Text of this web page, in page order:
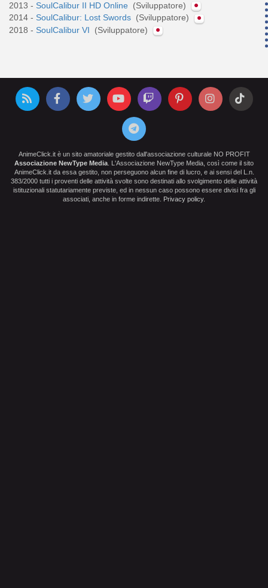
2013 - SoulCalibur II HD Online (Sviluppatore)
2014 - SoulCalibur: Lost Swords (Sviluppatore)
2018 - SoulCalibur VI (Sviluppatore)
AnimeClick.it è un sito amatoriale gestito dall'associazione culturale NO PROFIT
Associazione NewType Media . L'Associazione NewType Media, così come il sito
AnimeClick.it da essa gestito, non perseguono alcun fine di lucro, e ai sensi del L.n.
383/2000 tutti i proventi delle attività svolte sono destinati allo svolgimento delle attività
istituzionali statutariamente previste, ed in nessun caso possono essere divisi fra gli
associati, anche in forme indirette. Privacy policy.